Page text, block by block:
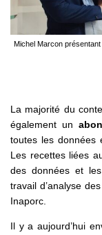
Michel Marcon
La majorité du
également un
toutes les données
Les recettes liées
des données et
travail d’analyse
Inaporc.
Il y a aujourd’hui